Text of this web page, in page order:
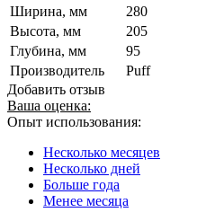
Ширина, мм
280
Высота, мм
205
Глубина, мм
95
Производитель
Puff
Добавить отзыв
Ваша оценка:
Опыт использования:
Несколько месяцев
Несколько дней
Больше года
Менее месяца